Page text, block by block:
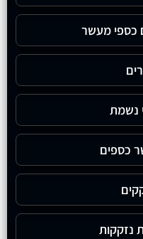
מעשר
נשמת
כספים